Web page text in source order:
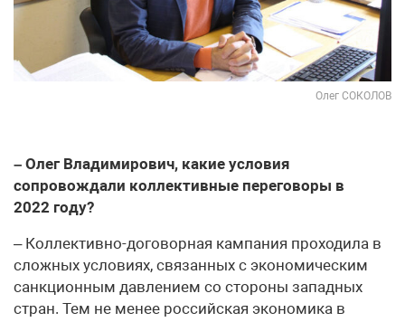
Олег СОКОЛОВ
– Олег Владимирович, какие условия
сопровождали коллективные переговоры в
2022 году?
– Коллективно-договорная кампания проходила в
сложных условиях, связанных с экономическим
санкционным давлением со стороны западных
стран. Тем не менее российская экономика в